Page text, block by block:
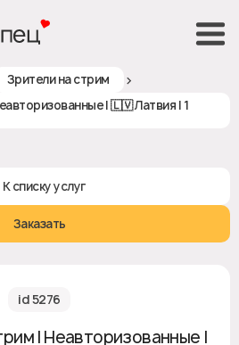
Зрители на стрим >
| 🇱🇻 Латвия | 1
К списку услуг
Заказать
id 5276
| Неавторизованные |